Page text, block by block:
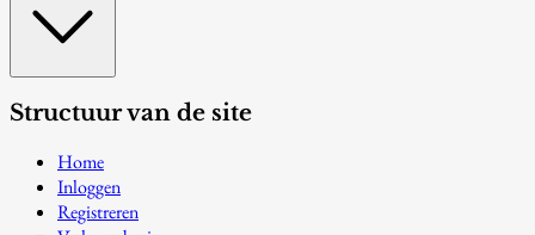
Structuur van de site
Home
Inloggen
Registreren